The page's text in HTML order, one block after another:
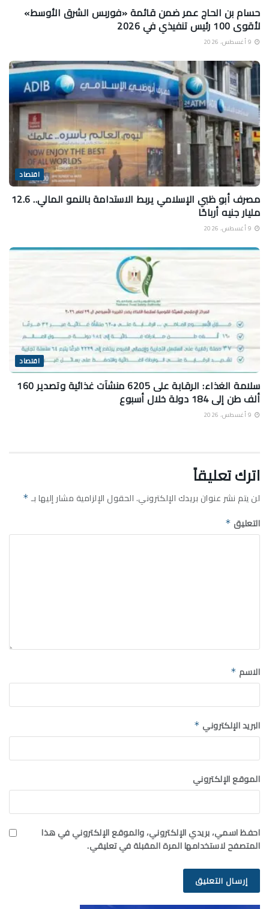
حسام بن الحاج عمر ضمن قائمة «فوربس الشرق الأوسط»
لأقوى 100 رئيس تنفيذي في 2026
اقتصاد
مصرف أبو ظبي الإسلامي يربط الاستدامة بالنمو المالي.. 12.6
مليار جنيه أرباحًا
اقتصاد
سلامة الغذاء: الرقابة على 6205 منشآت غذائية وتصدير 160
ألف طن إلى 184 دولة خلال أسبوع
اترك تعليقاً
لن يتم نشر عنوان بريدك الإلكتروني.الحقول الإلزامية مشار إليها بـ *
التعليق *
الاسم *
البريد الإلكتروني *
الموقع الإلكتروني
احفظ اسمي، بريدي الإلكتروني، والموقع الإلكتروني في هذا
المتصفح لاستخدامها المرة المقبلة في تعليقي.